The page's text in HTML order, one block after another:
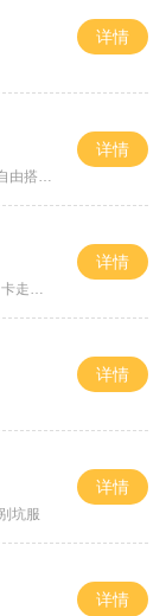
详情
配私
详情
涯c
详情
详情
坑服
详情
详情